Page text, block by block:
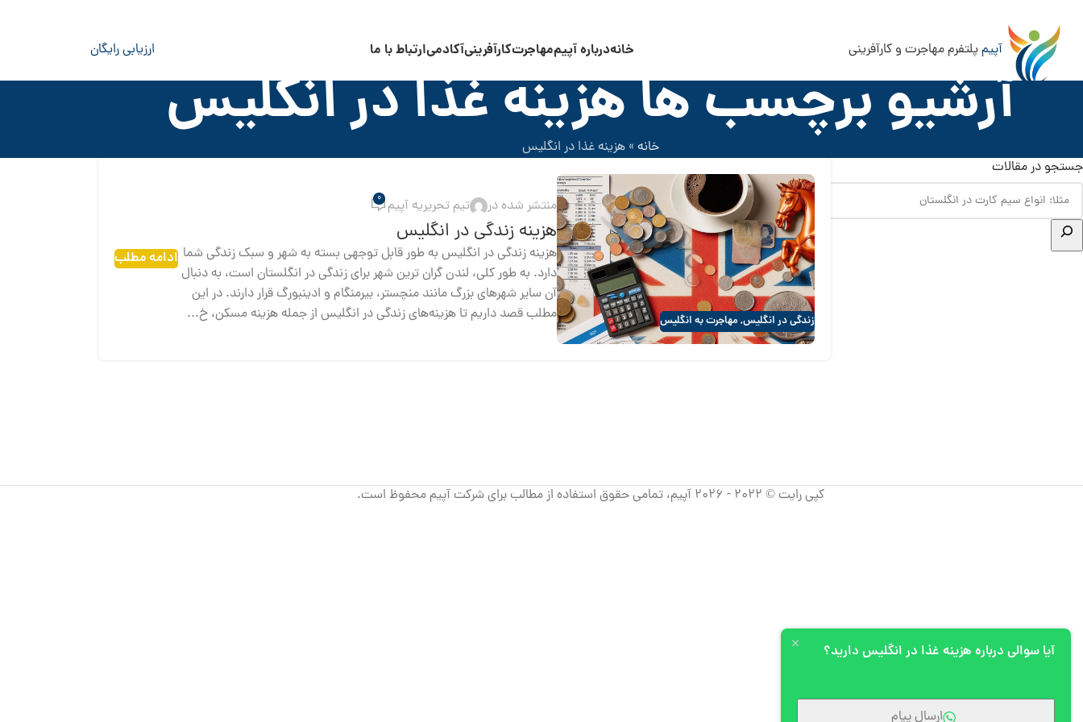
آپیمپلتفرم مهاجرت و کارآفرینی خانهدرباره آپیممهاجرتکارآفرینیآکادمیارتباط با ما ارزیابی رایگان
آرشیو برچسب ها هزینه غذا در انگلیس
خانه » هزینه غذا در انگلیس
جستجو در مقالات
زندگی در انگلیس, مهاجرت به انگلیس
منتشر شده در تیم تحریریه آپیم 0
هزینه زندگی در انگلیس
هزینه زندگی در انگلیس به طور قابل توجهی بسته به شهر و سبک زندگی شما
دارد. به طور کلی، لندن گران ترین شهر برای زندگی در انگلستان است، به دنبال
آن سایر شهرهای بزرگ مانند منچستر، بیرمنگام و ادینبورگ قرار دارند. در این
مطلب قصد داریم تا هزینه‌های زندگی در انگلیس از جمله هزینه مسکن، خ...
ادامه مطلب
کپی رایت © 2022 - 2026 آپیم، تمامی حقوق استفاده از مطالب برای شرکت آپیم محفوظ است.
آیا سوالی درباره هزینه غذا در انگلیس دارید؟
ارسال پیام